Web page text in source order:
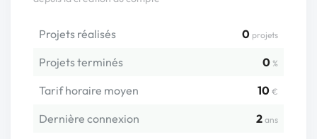
Projets réalisés 0 projets
Projets terminés 0 %
Tarif horaire moyen 10 €
Dernière connexion 2 ans